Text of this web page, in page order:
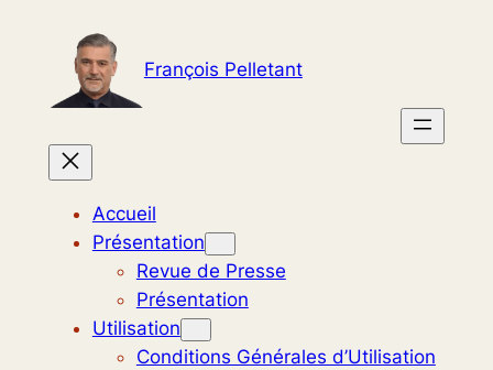
contenu
François Pelletant
Accueil
Présentation
Revue de Presse
Présentation
Utilisation
Conditions Générales d’Utilisation